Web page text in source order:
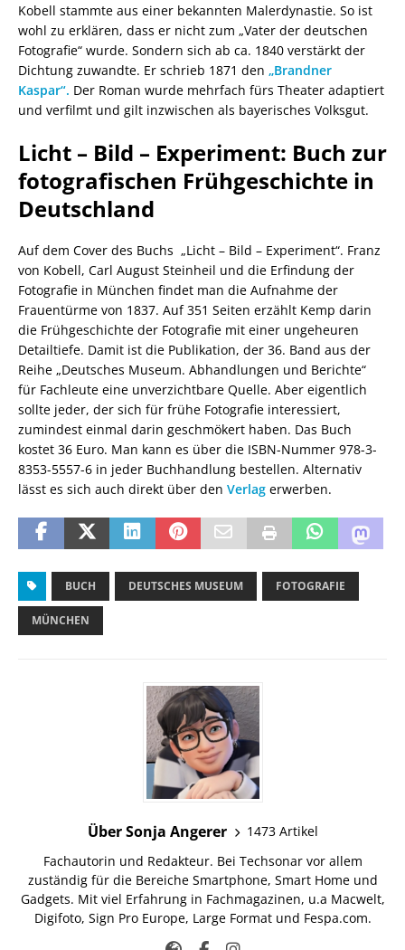
Kobell stammte aus einer bekannten Malerdynastie. So ist
wohl zu erklären, dass er nicht zum „Vater der deutschen
Fotografie“ wurde. Sondern sich ab ca. 1840 verstärkt der
Dichtung zuwandte. Er schrieb 1871 den „Brandner
Kaspar“. Der Roman wurde mehrfach fürs Theater adaptiert
und verfilmt und gilt inzwischen als bayerisches Volksgut.
Licht – Bild – Experiment: Buch zur
fotografischen Frühgeschichte in
Deutschland
Auf dem Cover des Buchs „Licht – Bild – Experiment“. Franz
von Kobell, Carl August Steinheil und die Erfindung der
Fotografie in München findet man die Aufnahme der
Frauentürme von 1837. Auf 351 Seiten erzählt Kemp darin
die Frühgeschichte der Fotografie mit einer ungeheuren
Detailtiefe. Damit ist die Publikation, der 36. Band aus der
Reihe „Deutsches Museum. Abhandlungen und Berichte“
für Fachleute eine unverzichtbare Quelle. Aber eigentlich
sollte jeder, der sich für frühe Fotografie interessiert,
zumindest einmal darin geschmökert haben. Das Buch
kostet 36 Euro. Man kann es über die ISBN-Nummer 978-3-
8353-5557-6 in jeder Buchhandlung bestellen. Alternativ
lässt es sich auch direkt über den Verlag erwerben.
BUCH DEUTSCHES MUSEUM FOTOGRAFIE
MÜNCHEN
Über Sonja Angerer
1473 Artikel
Fachautorin und Redakteur. Bei Techsonar vor allem
zuständig für die Bereiche Smartphone, Smart Home und
Gadgets. Mit viel Erfahrung in Fachmagazinen, u.a Macwelt,
Digifoto, Sign Pro Europe, Large Format und Fespa.com.